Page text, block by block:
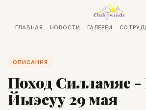
ГЛАВНАЯ НОВОСТИ ГАЛЕРЕИ
ОПИСАНИЯ
Поход Силламяе
Йыэсуу 29 мая